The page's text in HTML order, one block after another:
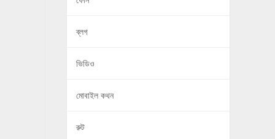
ব্লগ
ভিডিও
মোবাইল কথন
রুট